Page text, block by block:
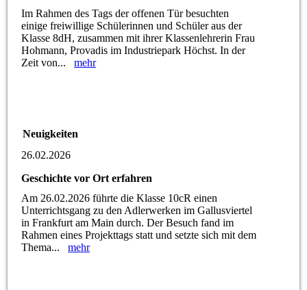
Im Rahmen des Tags der offenen Tür besuchten
einige freiwillige Schülerinnen und Schüler aus der
Klasse 8dH, zusammen mit ihrer Klassenlehrerin Frau
Hohmann, Provadis im Industriepark Höchst. In der
Zeit von...mehr
Neuigkeiten
26.02.2026
Geschichte vor Ort erfahren
Am 26.02.2026 führte die Klasse 10cR einen
Unterrichtsgang zu den Adlerwerken im Gallusviertel
in Frankfurt am Main durch. Der Besuch fand im
Rahmen eines Projekttags statt und setzte sich mit dem
Thema...mehr